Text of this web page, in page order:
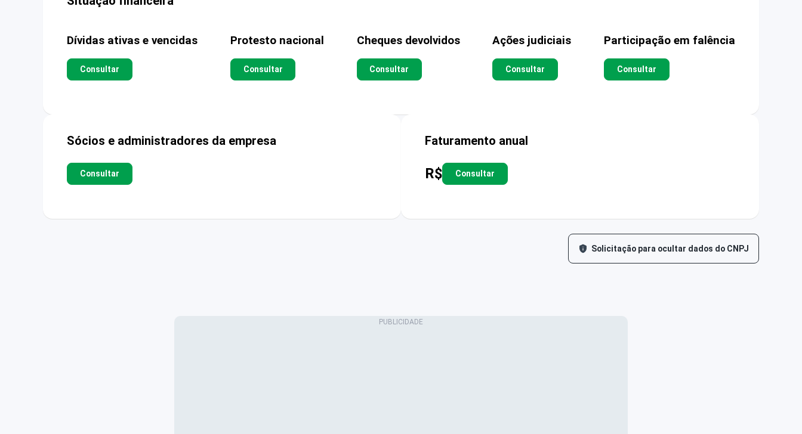
Dívidas ativas e vencidas
Consultar
Protesto nacional
Consultar
Cheques devolvidos
Consultar
Ações judiciais
Consultar
Participação em falência
Consultar
Sócios e administradores da empresa
Consultar
Faturamento anual
R$ Consultar
Solicitação para ocultar dados do CNPJ